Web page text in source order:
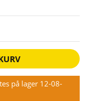
på lager 12-08-